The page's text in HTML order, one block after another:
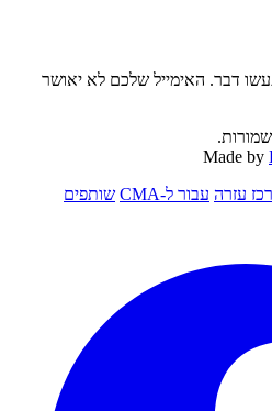
דבר. האימייל שלכם לא יאושר
Made by
עזרה עבור ל-CMA
שותפים